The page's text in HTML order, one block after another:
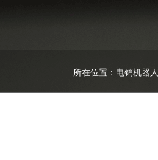
所在位置： 电销机器人